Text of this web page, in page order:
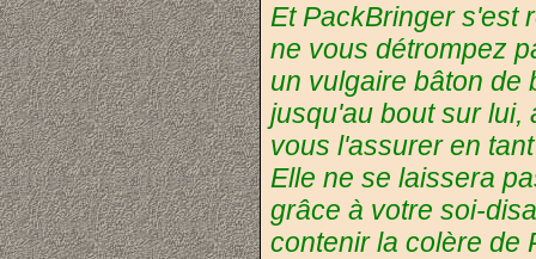
Et PackBringer s'est
ne vous détrompez
un vulgaire bâton de
jusqu'au bout sur lui,
vous l'assurer en
Elle ne se laissera
grâce à votre soi-
contenir la colère de